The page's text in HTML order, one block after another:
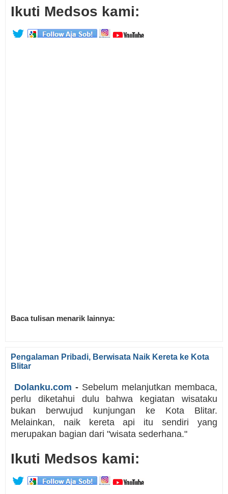
Ikuti Medsos kami:
Baca tulisan menarik lainnya:
Pengalaman Pribadi, Berwisata Naik Kereta ke Kota
Blitar
Dolanku.com - Sebelum melanjutkan membaca,
perlu diketahui dulu bahwa kegiatan wisataku
bukan berwujud kunjungan ke Kota Blitar.
Melainkan, naik kereta api itu sendiri yang
merupakan bagian dari "wisata sederhana."
Ikuti Medsos kami: